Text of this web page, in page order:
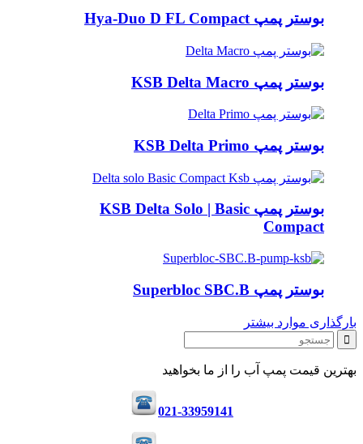
بوستر پمپ Hya-Duo D FL Compact
بوستر پمپ KSB Delta Macro
بوستر پمپ KSB Delta Primo
بوستر پمپ KSB Delta Solo | Basic
Compact
بوستر پمپ Superbloc SBC.B
بارگذاری موارد بیشتر
بهترین قیمت پمپ آب را از ما بخواهید
021-33959141